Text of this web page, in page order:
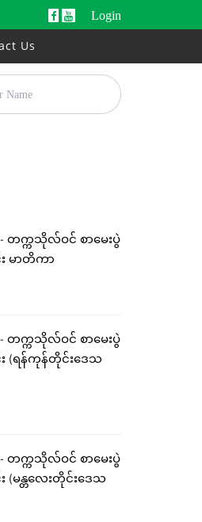
Login
Us
တက္ကသိုလ်ဝင် စာမေးပွဲ
မာတိကာ
တက္ကသိုလ်ဝင် စာမေးပွဲ
(ရန်ကုန်တိုင်းဒေသ
တက္ကသိုလ်ဝင် စာမေးပွဲ
(မန္တလေးတိုင်းဒေသ